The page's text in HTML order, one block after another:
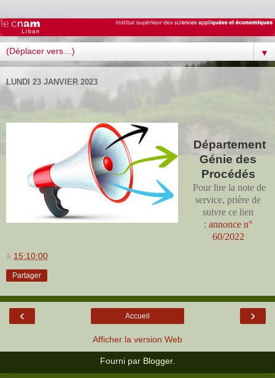
▼
LUNDI 23 JANVIER 2023
Département
Génie des
Procédés
Pour lire la note de
service, prière de
suivre ce lien
:annonce n°
60/2022
à 15:10:00
Partager
‹ ›
Accueil
Afficher la version Web
Fourni par Blogger.